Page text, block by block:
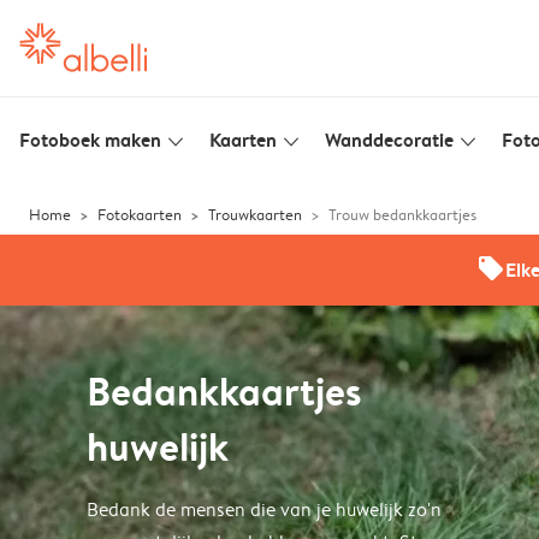
Fotoboek maken slim_arrow_down Kaarten slim_arrow_down Wanddecoratie slim_arrow_down
Home Fotokaarten Trouwkaarten Trouw bedankkaartjes
offers
Bedankkaartjes
huwelijk
Bedank de mensen die van je huwelijk zo'n